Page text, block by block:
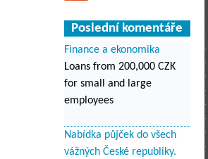
Poslední komentáře
Finance a ekonomika
Loans from 200,000 CZK
for small and large
employees
Nabídka půjček do všech
vážných České republiky.